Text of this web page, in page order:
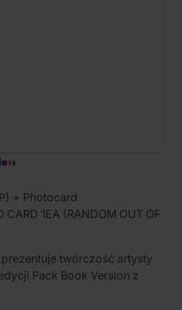
+ Photocard
CARD 1EA (RANDOM OUT OF
prezentuje twórczość artysty
Pack Book Version z